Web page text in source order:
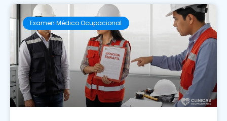
Examen Médico Ocupacional